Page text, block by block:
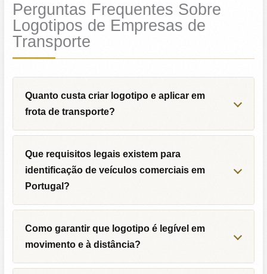
Perguntas Frequentes Sobre
Logotipos de Empresas de
Transporte
Quanto custa criar logotipo e aplicar em
frota de transporte?
Que requisitos legais existem para
identificação de veículos comerciais em
Portugal?
Como garantir que logotipo é legível em
movimento e à distância?